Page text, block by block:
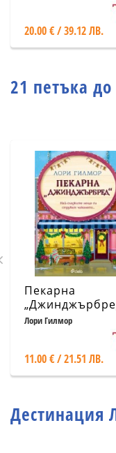
20.00 € / 39.12 ЛВ.
21 петъка
Пекарна
(с цветни
Лори Гилмор
11.00 € / 21.51 ЛВ.
Дестинация